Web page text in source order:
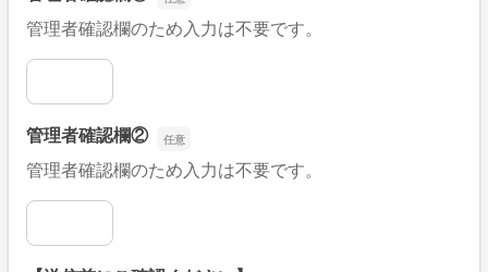
管理者確認欄のため入力は不要です。
管理者確認欄①
管理者確認欄②
管理者確認欄のため入力は不要です。
管理者確認欄②